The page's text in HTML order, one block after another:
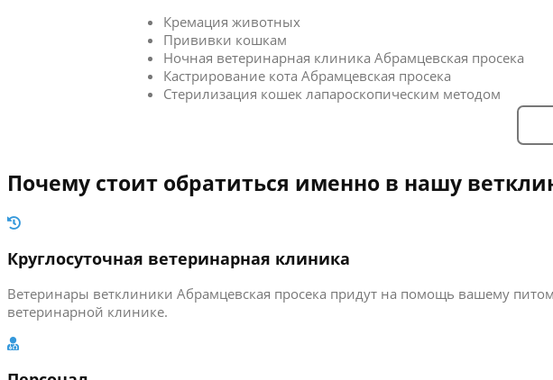
Кремация животных
Прививки кошкам
Ночная ветеринарная клиника Абрамцевская просека
Кастрирование кота Абрамцевская просека
Стерилизация кошек лапароскопическим методом
Почему стоит обратиться именно в нашу
Круглосуточная ветеринарная клиника
Ветеринары ветклиники Абрамцевская просека придут на помощь вашему
ветеринарной клинике.